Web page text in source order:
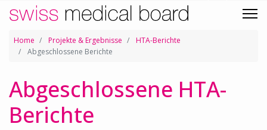
Home Projekte & Ergebnisse
HTA-Berichte
Abgeschlossene Berichte
Abgeschlossene HTA-
Berichte